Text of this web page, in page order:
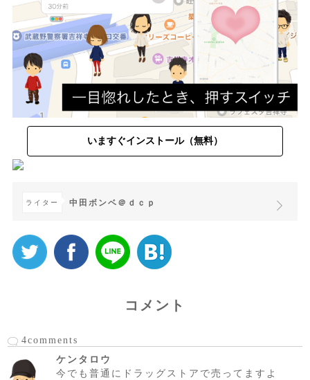
いますぐインストール（無料）
ライター 中田ボンベ＠ｄｃｐ
コメント
4comments
ケンタロウ
今でも普通にドラッグストアで売ってますよ